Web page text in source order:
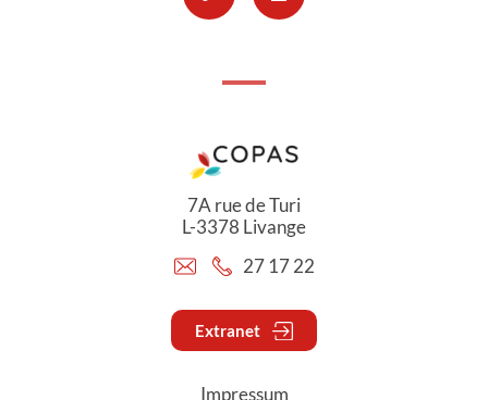
7A rue de Turi
L-3378 Livange
27 17 22
Extranet
Impressum